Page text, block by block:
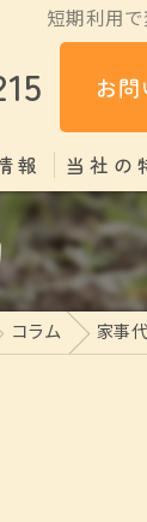
短期利用
お
報 当社の
掃除
料理
コラム 家事